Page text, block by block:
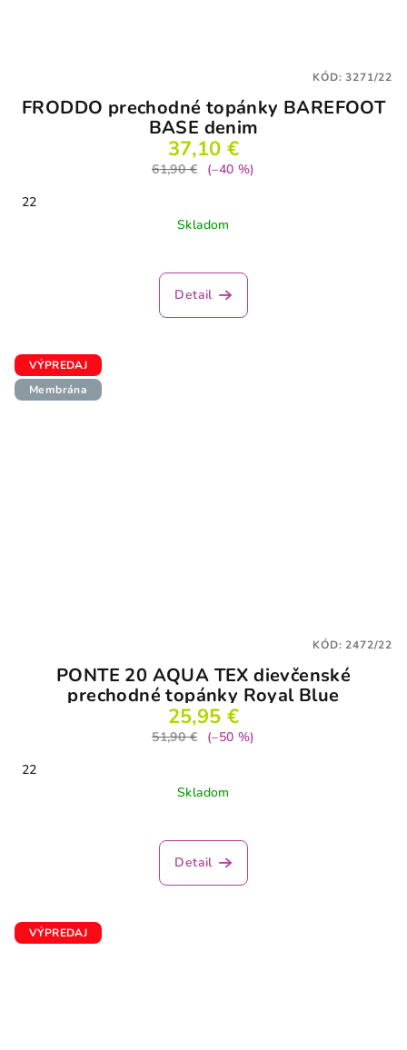
FRODDO prechodné topánky BAREFOOT
BASE denim
37,10 €
61,90 €
(–40 %)
22
Skladom
Detail
KÓD:3271/22
VÝPREDAJ
Membrána
PONTE 20 AQUA TEX dievčenské
prechodné topánky Royal Blue
25,95 €
51,90 €
(–50 %)
22
Skladom
Detail
KÓD:2472/22
VÝPREDAJ